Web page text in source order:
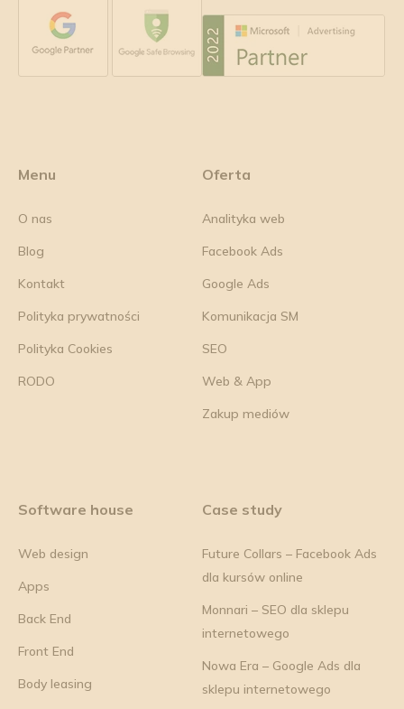
Menu
O nas
Blog
Kontakt
Polityka prywatności
Polityka Cookies
RODO
Oferta
Analityka web
Facebook Ads
Google Ads
Komunikacja SM
SEO
Web & App
Zakup mediów
Software house
Web design
Apps
Back End
Front End
Body leasing
Case study
Future Collars – Facebook Ads
dla kursów online
Monnari – SEO dla sklepu
internetowego
Nowa Era – Google Ads dla
sklepu internetowego